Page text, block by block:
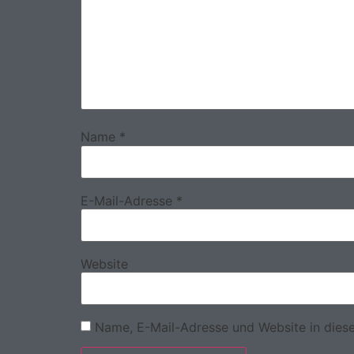
Name *
E-Mail-Adresse *
Website
Name, E-Mail-Adresse und Website in